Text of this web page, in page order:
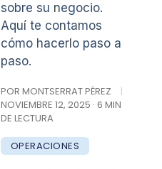
sobre su negocio.
Aquí te contamos
cómo hacerlo paso a
paso.
POR MONTSERRAT PÉREZ
|
NOVIEMBRE 12, 2025 · 6 MIN
DE LECTURA
OPERACIONES